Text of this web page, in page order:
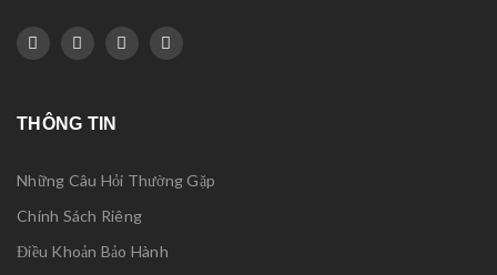
THÔNG TIN
Những Câu Hỏi Thường Gặp
Chính Sách Riêng
Điều Khoản Bảo Hành